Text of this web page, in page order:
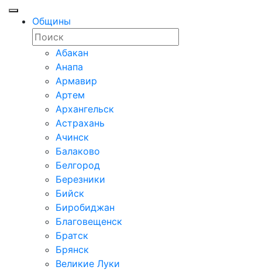
Общины
Абакан
Анапа
Армавир
Артем
Архангельск
Астрахань
Ачинск
Балаково
Белгород
Березники
Бийск
Биробиджан
Благовещенск
Братск
Брянск
Великие Луки